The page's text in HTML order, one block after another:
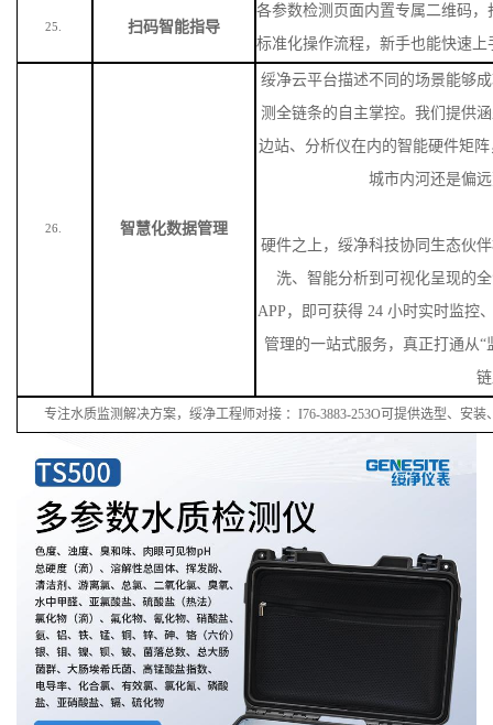
25. 扫码智能指导
各参数检测页面内置专属二维码
标准化操作流程，新手也能快速上
26. 智慧化数据管理
绥净云平台描述不同的场景能够
测全链条的自主掌控。我们提供
边站、分析仪在内的智能硬件矩
城市内河还是偏
硬件之上，绥净科技协同生态伙
洗、智能分析到可视化呈现的
APP，即可获得 24 小时实时监控
管理的一站式服务，真正打通从“
专注水质监测解决方案，绥净工程师对接 ：I76-3883-253O可提供选型、安装